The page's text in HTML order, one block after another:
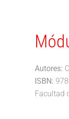
Autores:
ISBN:
Facultad